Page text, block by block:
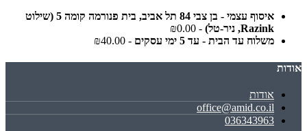
איסוף עצמי - בן צבי 84 תל אביב, בית פנורמה קומה 5 (שילוט
Razink, ניר-טל)
- ₪0.00
משלוח עד הבית - עד 5 ימי עסקים
- ₪40.00
אודות
אודות
office@amid.co.il
036343963